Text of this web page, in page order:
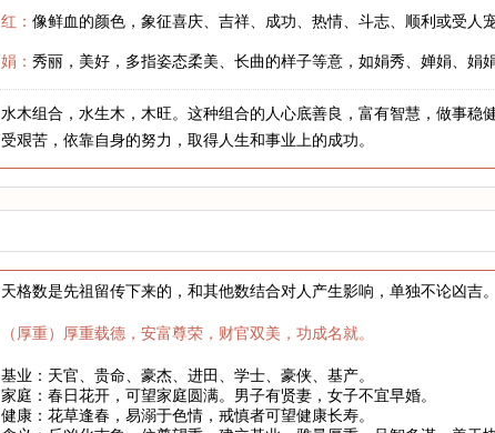
红： 像鲜血的颜色，象征喜庆、吉祥、成功、热情、斗志、顺利或受人
娟： 秀丽，美好，多指姿态柔美、长曲的样子等意，如娟秀、婵娟、娟
水木组合，水生木，木旺。这种组合的人心底善良，富有智慧，做事
受艰苦，依靠自身的努力，取得人生和事业上的成功。
天格数是先祖留传下来的，和其他数结合对人产生影响，单独不论凶吉。
（厚重）厚重载德，安富尊荣，财官双美，功成名就。
基业：天官、贵命、豪杰、进田、学士、豪侠、基产。
家庭：春日花开，可望家庭圆满。男子有贤妻，女子不宜早婚。
健康：花草逢春，易溺于色情，戒慎者可望健康长寿。